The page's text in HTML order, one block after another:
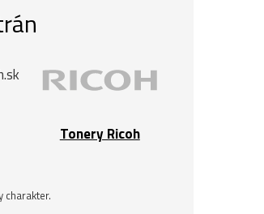
Tonery Ricoh
charakter.